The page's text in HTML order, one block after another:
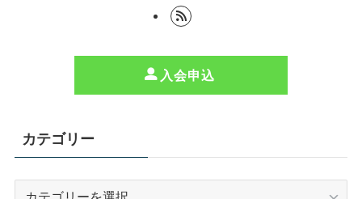
入会申込
カテゴリー